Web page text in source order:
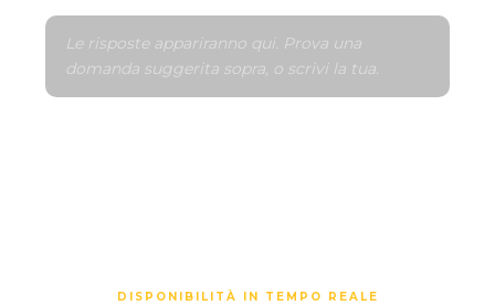
Le risposte appariranno qui. Prova una
domanda suggerita sopra, o scrivi la tua.
DISPONIBILITÀ IN TEMPO REALE